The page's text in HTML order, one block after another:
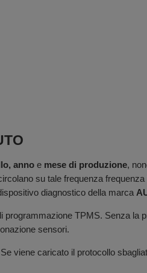
anno e mese di produzione,
su tale frequenza
diagnostico della marca
TPMS. Senza la
sensori.
viene caricato il protocollo